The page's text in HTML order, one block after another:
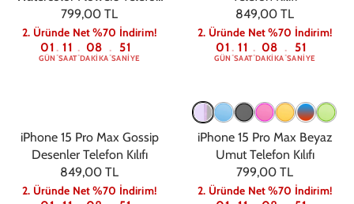
Kılıfı
799,00 TL
2. Üründe Net %70 İndirim!
01
GÜN : 11
SAAT: 08
DAKIKA: 50
SANIYE
849,00 TL
2. Üründe Net %70 İndirim!
01
GÜN : 11
SAAT: 08
DAKIKA: 50
SANIYE
iPhone 15 Pro Max Gossip
Desenler Telefon Kılıfı
849,00 TL
2. Üründe Net %70 İndirim!
iPhone 15 Pro Max Beyaz
Umut Telefon Kılıfı
799,00 TL
2. Üründe Net %70 İndirim!